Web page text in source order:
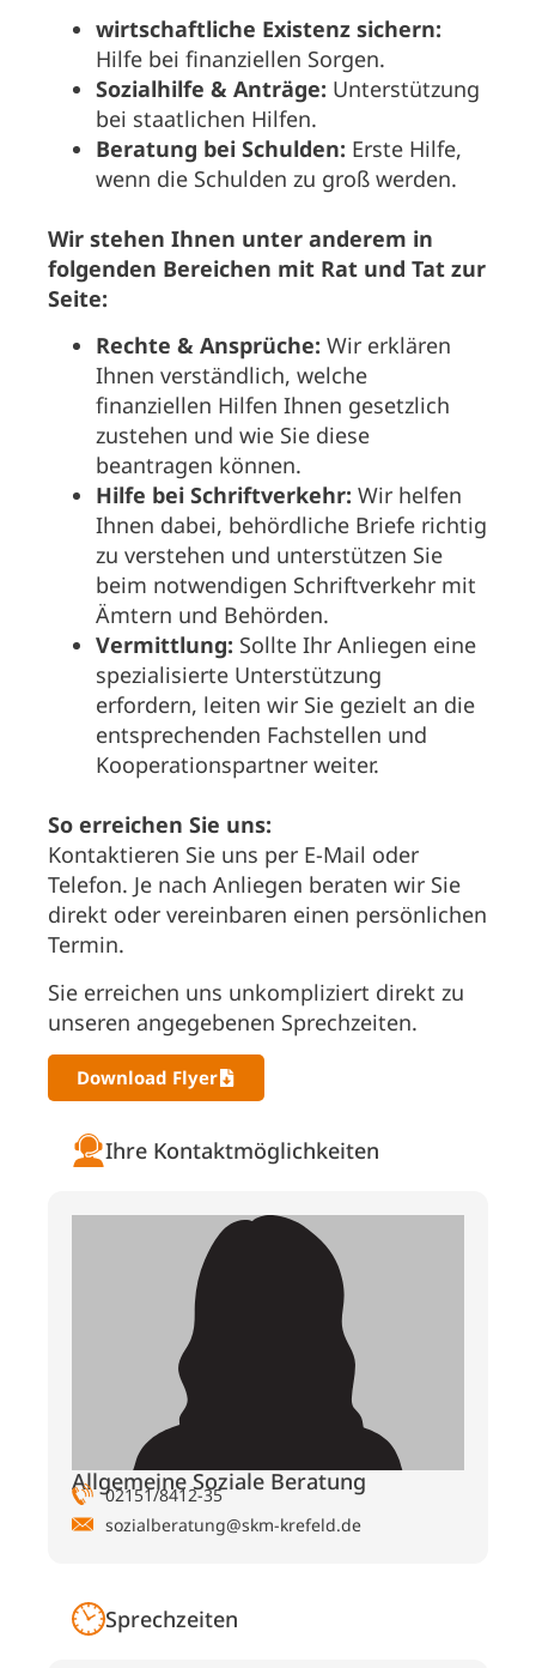
wirtschaftliche Existenz sichern:
Hilfe bei finanziellen Sorgen.
Sozialhilfe & Anträge: Unterstützung
bei staatlichen Hilfen.
Beratung bei Schulden: Erste Hilfe,
wenn die Schulden zu groß werden.
Wir stehen Ihnen unter anderem in
folgenden Bereichen mit Rat und Tat zur
Seite:
Rechte & Ansprüche: Wir erklären
Ihnen verständlich, welche
finanziellen Hilfen Ihnen gesetzlich
zustehen und wie Sie diese
beantragen können.
Hilfe bei Schriftverkehr: Wir helfen
Ihnen dabei, behördliche Briefe richtig
zu verstehen und unterstützen Sie
beim notwendigen Schriftverkehr mit
Ämtern und Behörden.
Vermittlung: Sollte Ihr Anliegen eine
spezialisierte Unterstützung
erfordern, leiten wir Sie gezielt an die
entsprechenden Fachstellen und
Kooperationspartner weiter.
So erreichen Sie uns:
Kontaktieren Sie uns per E-Mail oder
Telefon. Je nach Anliegen beraten wir Sie
direkt oder vereinbaren einen persönlichen
Termin.
Sie erreichen uns unkompliziert direkt zu
unseren angegebenen Sprechzeiten.
Download Flyer
Ihre Kontaktmöglichkeiten
Allgemeine Soziale Beratung
02151/8412-35
sozialberatung@skm-krefeld.de
Sprechzeiten